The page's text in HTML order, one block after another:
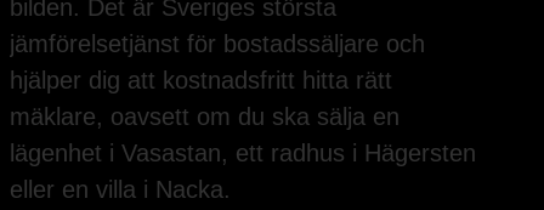
bilden. Det är Sveriges största
jämförelsetjänst för bostadssäljare och
hjälper dig att kostnadsfritt hitta rätt
mäklare, oavsett om du ska sälja en
lägenhet i Vasastan, ett radhus i Hägersten
eller en villa i Nacka.